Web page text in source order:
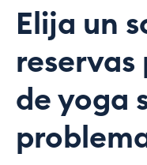
Elija un
reservas
de yoga